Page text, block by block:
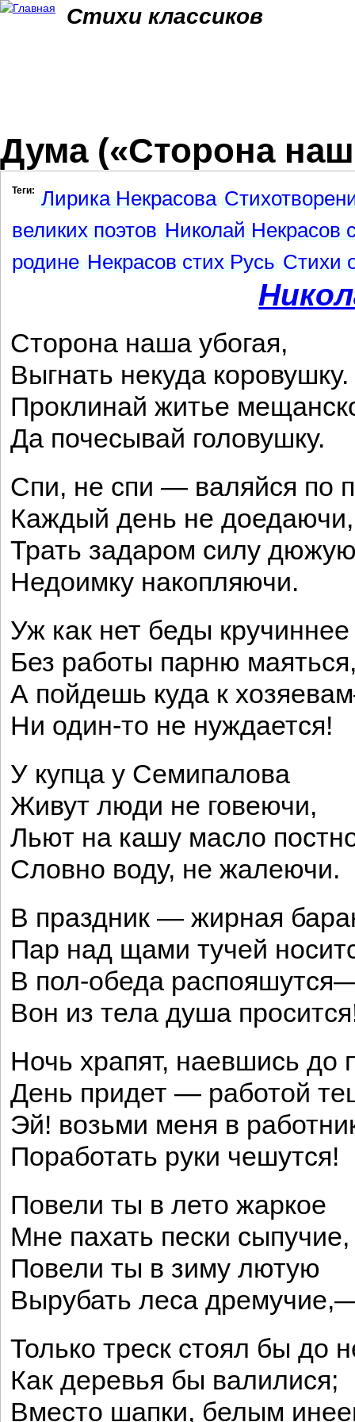
Стихи классиков
Дума («Сторона
Теги: Лирика Некрасова
великих поэтов Николай Некрасов
родине Некрасов стих Русь Стихи
Сторона наша убогая,
Выгнать некуда коровушку.
Проклинай житье
Да почесывай головушку.
Спи, не спи — валяйся по
Каждый день не доедаючи,
Трать задаром силу
Недоимку накопляючи.
Уж как нет беды кручиннее
Без работы парню
А пойдешь куда к
Ни один-то не нуждается!
У купца у Семипалова
Живут люди не говеючи,
Льют на кашу масло
Словно воду, не жалеючи.
В праздник — жирная
Пар над щами тучей
В пол-обеда
Вон из тела душа
Ночь храпят, наевшись до
День придет — работой
Эй! возьми меня в
Поработать руки чешутся!
Повели ты в лето жаркое
Мне пахать пески сыпучие,
Повели ты в зиму лютую
Вырубать леса
Только треск стоял бы до
Как деревья бы валилися;
Вместо шапки, белым